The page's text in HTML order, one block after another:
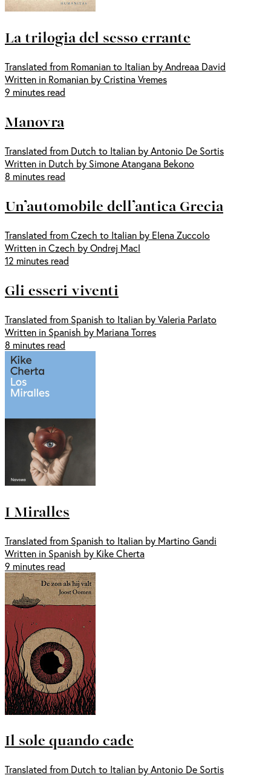
La trilogia del sesso errante
Translated from Romanian to Italian by Andreaa David
Written in Romanian by Cristina Vremes
9 minutes read
Manovra
Translated from Dutch to Italian by Antonio De Sortis
Written in Dutch by Simone Atangana Bekono
8 minutes read
Un’automobile dell’antica Grecia
Translated from Czech to Italian by Elena Zuccolo
Written in Czech by Ondrej Macl
12 minutes read
Gli esseri viventi
Translated from Spanish to Italian by Valeria Parlato
Written in Spanish by Mariana Torres
8 minutes read
I Miralles
Translated from Spanish to Italian by Martino Gandi
Written in Spanish by Kike Cherta
9 minutes read
Il sole quando cade
Translated from Dutch to Italian by Antonio De Sortis